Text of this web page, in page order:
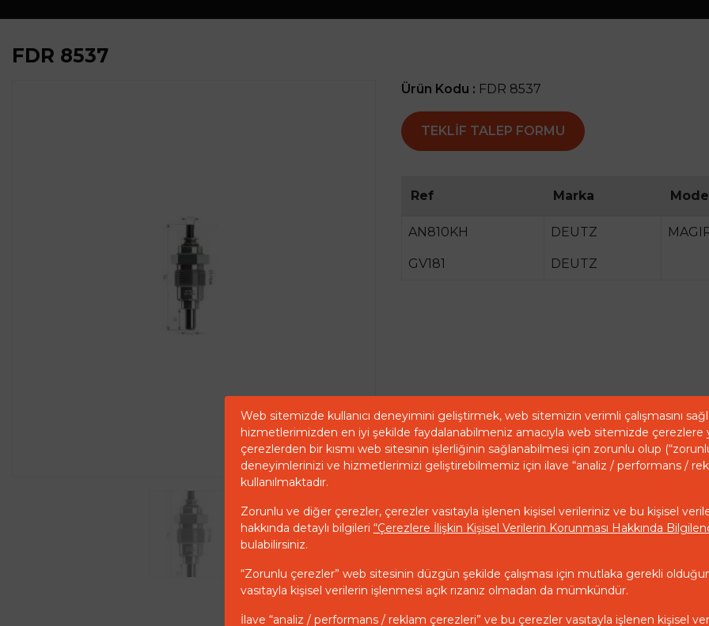
FDR 8537
Ürün Kodu : FDR 8537
TEKLIF TALEP FORMU
Ref Marka
AN810KH DEUTZ
GV181 DEUTZ
Web sitemizde kullanıcı deneyimini geliştirmek, web sitemizin verimli çalışmasını
hizmetlerimizden en iyi şekilde faydalanabilmeniz amacıyla web sitemizde çerezlere
çerezlerden bir kısmı web sitesinin işlerliğinin sağlanabilmesi için zorunlu olup
deneyimlerinizi ve hizmetlerimizi geliştirebilmemiz için ilave “analiz / performans /
kullanılmaktadır.
Zorunlu ve diğer çerezler, çerezler vasıtayla işlenen kişisel verileriniz ve bu kişisel
hakkında detaylı bilgileri “Çerezlere İlişkin Kişisel Verilerin Korunması Hakkında
bulabilirsiniz.
“Zorunlu çerezler” web sitesinin düzgün şekilde çalışması için mutlaka gerekli
vasıtayla kişisel verilerin işlenmesi açık rızanız olmadan da mümkündür.
İlave “analiz / performans / reklam çerezleri” ve bu çerezler vasıtayla işlenen kişisel